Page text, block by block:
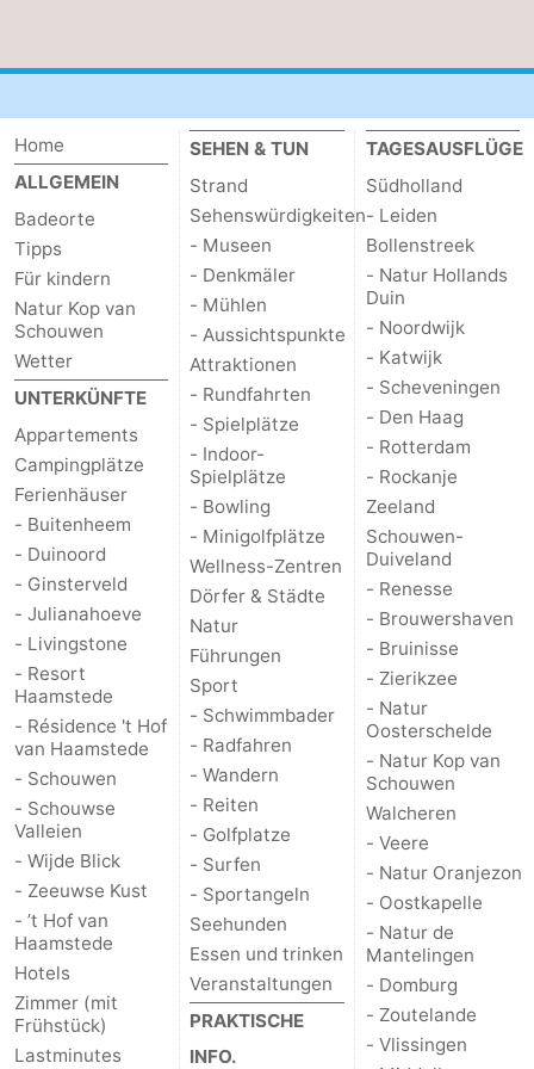
Forum
-
Parken
Reisebuchshop
Medizin
Südholland
-
Leiden
Bollenstreek
Natur
Hollands
Duin
-
Noordwijk
Katwijk
Scheveningen
-
Den
Haag
-
Rotterdam
-
Rockanje
Zeeland
Schouwen-
Home
ALLGEMEIN
Badeorte
Tipps
Für kindern
Natur Kop van
Schouwen
Wetter
UNTERKÜNFTE
Appartements
Campingplätze
Ferienhäuser
- Buitenheem
- Duinoord
- Ginsterveld
- Julianahoeve
- Livingstone
- Resort
Haamstede
- Résidence 't Hof
van Haamstede
- Schouwen
- Schouwse
Valleien
- Wijde Blick
- Zeeuwse Kust
- ’t Hof van
Haamstede
Hotels
Zimmer (mit
Frühstück)
Lastminutes
SEHEN & TUN
Strand
Sehenswürdigkeiten
- Museen
- Denkmäler
- Mühlen
- Aussichtspunkte
Attraktionen
- Rundfahrten
- Spielplätze
- Indoor-
Spielplätze
- Bowling
- Minigolfplätze
Wellness-Zentren
Dörfer & Städte
Natur
Führungen
Sport
- Schwimmbader
- Radfahren
- Wandern
- Reiten
- Golfplatze
- Surfen
- Sportangeln
Seehunden
Essen und trinken
Veranstaltungen
PRAKTISCHE
INFO.
TAGESAUSFLÜGE
Südholland
- Leiden
Bollenstreek
- Natur Hollands
Duin
- Noordwijk
- Katwijk
- Scheveningen
- Den Haag
- Rotterdam
- Rockanje
Zeeland
Schouwen-
Duiveland
- Renesse
- Brouwershaven
- Bruinisse
- Zierikzee
- Natur
Oosterschelde
- Natur Kop van
Schouwen
Walcheren
- Veere
- Natur Oranjezon
- Oostkapelle
- Natur de
Mantelingen
- Domburg
- Zoutelande
- Vlissingen